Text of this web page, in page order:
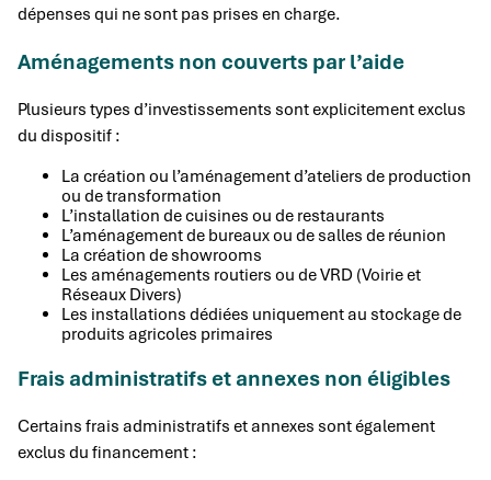
dépenses qui ne sont pas prises en charge.
Aménagements non couverts par l’aide
Plusieurs types d’investissements sont explicitement exclus
du dispositif :
La création ou l’aménagement d’ateliers de production
ou de transformation
L’installation de cuisines ou de restaurants
L’aménagement de bureaux ou de salles de réunion
La création de showrooms
Les aménagements routiers ou de VRD (Voirie et
Réseaux Divers)
Les installations dédiées uniquement au stockage de
produits agricoles primaires
Frais administratifs et annexes non éligibles
Certains frais administratifs et annexes sont également
exclus du financement :